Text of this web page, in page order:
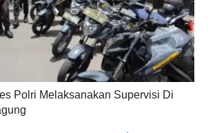
Polri Melaksanakan Supervisi Di